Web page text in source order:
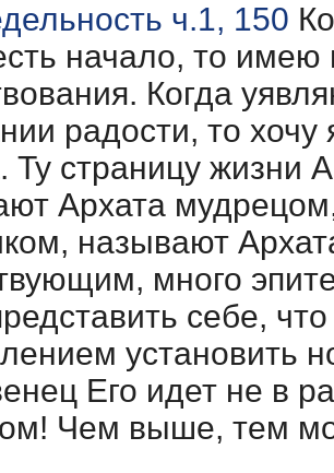
ч.1, 150
начало, то
Когда
радости, то хочу
Ту страницу жизни
Архата
называют
много
себе,
установить
Его идет не в
Чем выше, тем